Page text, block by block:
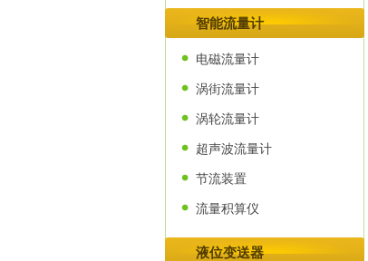
智能流量计
电磁流量计
涡街流量计
涡轮流量计
超声波流量计
节流装置
流量积算仪
液位变送器